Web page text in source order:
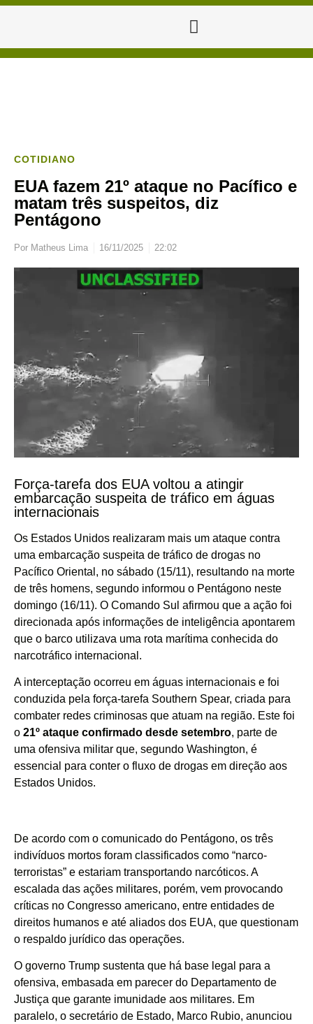
COTIDIANO
EUA fazem 21º ataque no Pacífico e
matam três suspeitos, diz
Pentágono
Por Matheus Lima 16/11/2025 22:02
Força-tarefa dos EUA voltou a atingir
embarcação suspeita de tráfico em águas
internacionais
Os Estados Unidos realizaram mais um ataque contra
uma embarcação suspeita de tráfico de drogas no
Pacífico Oriental, no sábado (15/11), resultando na morte
de três homens, segundo informou o Pentágono neste
domingo (16/11). O Comando Sul afirmou que a ação foi
direcionada após informações de inteligência apontarem
que o barco utilizava uma rota marítima conhecida do
narcotráfico internacional.
A interceptação ocorreu em águas internacionais e foi
conduzida pela força-tarefa Southern Spear, criada para
combater redes criminosas que atuam na região. Este foi
o 21º ataque confirmado desde setembro, parte de
uma ofensiva militar que, segundo Washington, é
essencial para conter o fluxo de drogas em direção aos
Estados Unidos.
De acordo com o comunicado do Pentágono, os três
indivíduos mortos foram classificados como “narco-
terroristas” e estariam transportando narcóticos. A
escalada das ações militares, porém, vem provocando
críticas no Congresso americano, entre entidades de
direitos humanos e até aliados dos EUA, que questionam
o respaldo jurídico das operações.
O governo Trump sustenta que há base legal para a
ofensiva, embasada em parecer do Departamento de
Justiça que garante imunidade aos militares. Em
paralelo, o secretário de Estado, Marco Rubio, anunciou